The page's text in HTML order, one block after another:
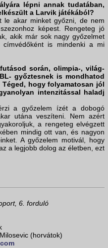
lépni annak tudatában,
a Larvik játékából?
le akar minket győzni, de nem
képest. Rengeteg jó
akik már sok nagy győzelmet
is mindenki a mi
során, olimpia-, világ-
győztesnek is mondhatod
Téged, hogy folyamatosan jól
intenzitással haladj
a győzelem ízét a dobogó
utána veszíteni. Nem azért
a rengeteg elvégzett
mindig ott van, és nagyon
A győzelem motivál, hogy
a legjobb dolog az életben, ezt
6. forduló
(horvátok)